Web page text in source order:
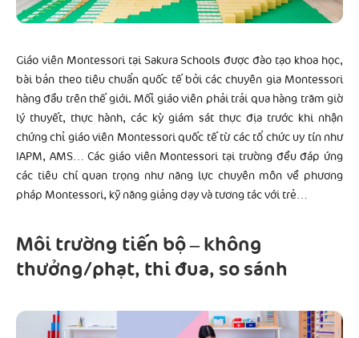
Giáo viên Montessori tại Sakura Schools được đào tạo khoa học,
bài bản theo tiêu chuẩn quốc tế bởi các chuyên gia Montessori
hàng đầu trên thế giới. Mỗi giáo viên phải trải qua hàng trăm giờ
lý thuyết, thực hành, các kỳ giám sát thực địa trước khi nhận
chứng chỉ giáo viên Montessori quốc tế từ các tổ chức uy tín như
IAPM, AMS… Các giáo viên Montessori tại trường đều đáp ứng
các tiêu chí quan trọng như năng lực chuyên môn về phương
pháp Montessori, kỹ năng giảng dạy và tương tác với trẻ…
Môi trường tiến bộ – không
thưởng/phạt, thi đua, so sánh